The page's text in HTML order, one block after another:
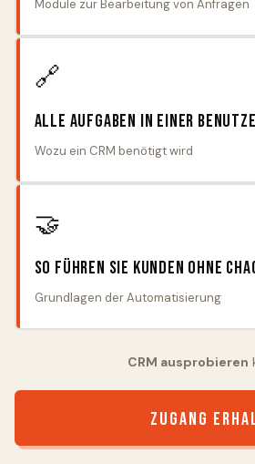
Module zur Bearbeitung von Anfragen
🔗
Alle Aufgaben in einer
Wozu ein CRM benötigt wird
🤝
So führen Sie Kunden ohne
Grundlagen der Automatisierung
CRM ausprobieren
Zugang